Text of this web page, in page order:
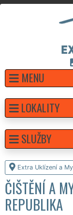
MENU
Extra Uklízení a
ČIŠTĚNÍ A
REPUBLIKA
LOKALITY
SLUŽBY